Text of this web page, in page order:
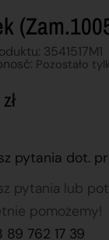
3541517M1
Pozostało
zł
pytania dot.
pytania lub
pomożemy!
89 762 17 39